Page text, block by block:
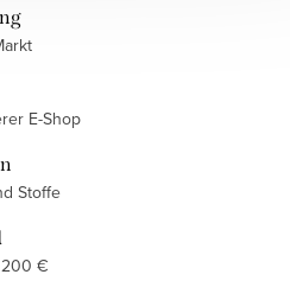
E-Shop
Stoffe
200 €